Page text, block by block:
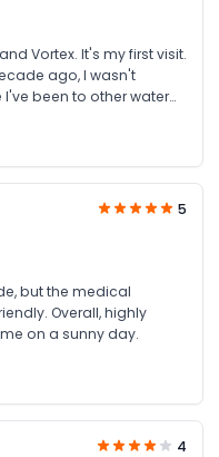
Vortex. It's my first visit.
ago, I wasn't
been to other water
5
but the medical
Overall, highly
on a sunny day.
4